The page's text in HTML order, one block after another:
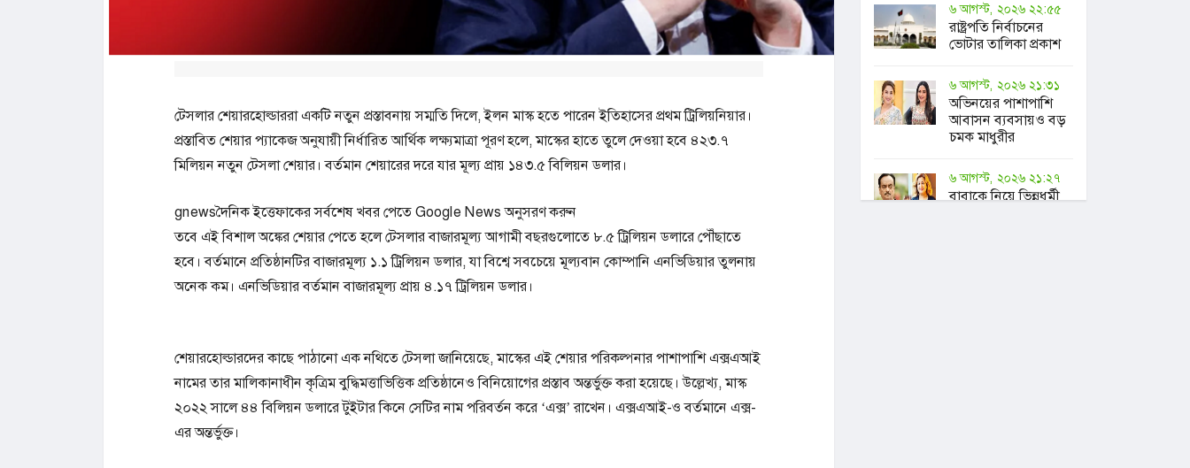
টেসলার শেয়ারহোল্ডাররা একটি নতুন প্রস্তাবনায় সম্মতি দিলে, ইলন মাস্ক হতে পারেন ইতিহাসের প্রথম ট্রিলিয়নিয়ার।
প্রস্তাবিত শেয়ার প্যাকেজ অনুযায়ী নির্ধারিত আর্থিক লক্ষ্যমাত্রা পূরণ হলে, মাস্কের হাতে তুলে দেওয়া হবে ৪২৩.৭
মিলিয়ন নতুন টেসলা শেয়ার। বর্তমান শেয়ারের দরে যার মূল্য প্রায় ১৪৩.৫ বিলিয়ন ডলার।
gnewsদৈনিক ইত্তেফাকের সর্বশেষ খবর পেতে Google News অনুসরণ করুন
তবে এই বিশাল অঙ্কের শেয়ার পেতে হলে টেসলার বাজারমূল্য আগামী বছরগুলোতে ৮.৫ ট্রিলিয়ন ডলারে পৌঁছাতে
হবে। বর্তমানে প্রতিষ্ঠানটির বাজারমূল্য ১.১ ট্রিলিয়ন ডলার, যা বিশ্বে সবচেয়ে মূল্যবান কোম্পানি এনভিডিয়ার তুলনায়
অনেক কম। এনভিডিয়ার বর্তমান বাজারমূল্য প্রায় ৪.১৭ ট্রিলিয়ন ডলার।
শেয়ারহোল্ডারদের কাছে পাঠানো এক নথিতে টেসলা জানিয়েছে, মাস্কের এই শেয়ার পরিকল্পনার পাশাপাশি এক্সএআই
নামের তার মালিকানাধীন কৃত্রিম বুদ্ধিমত্তাভিত্তিক প্রতিষ্ঠানেও বিনিয়োগের প্রস্তাব অন্তর্ভুক্ত করা হয়েছে। উল্লেখ্য, মাস্ক
২০২২ সালে ৪৪ বিলিয়ন ডলারে টুইটার কিনে সেটির নাম পরিবর্তন করে ‘এক্স’ রাখেন। এক্সএআই-ও বর্তমানে এক্স-
এর অন্তর্ভুক্ত।
৬ আগস্ট, ২০২৬ ২২:৫৫
রাষ্ট্রপতি নির্বাচনের
ভোটার তালিকা প্রকাশ
৬ আগস্ট, ২০২৬ ২১:৩১
অভিনয়ের পাশাপাশি
আবাসন ব্যবসায়ও বড়
চমক মাধুরীর
৬ আগস্ট, ২০২৬ ২১:২৭
বাবাকে নিয়ে ভিন্নধর্মী